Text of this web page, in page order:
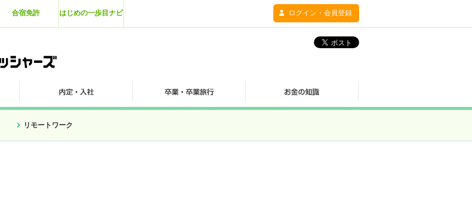
合宿免許 はじめの一歩目ナビ ログイン・会員登録
リモートワーク